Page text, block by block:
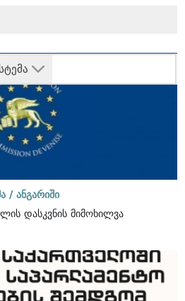
/ ანგარიში
დასკვნის მიმოხილვა